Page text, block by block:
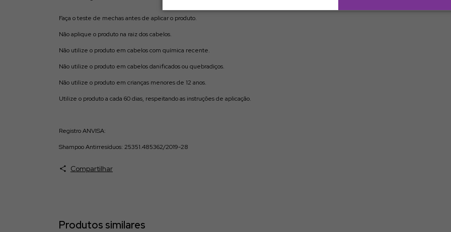
Faça o teste de mechas antes de aplicar o produto.
Não aplique o produto na raiz dos cabelos.
Não utilize o produto em cabelos com química recente.
Não utilize o produto em cabelos danificados ou quebradiços.
Não utilize o produto em crianças menores de 12 anos.
Utilize o produto a cada 60 dias, respeitando as instruções de aplicação.
Registro ANVISA:
Shampoo Antirresíduos: 25351.485362/2019-28
Compartilhar
Produtos similares